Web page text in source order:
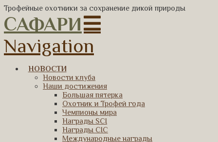
Трофейные охотники за сохранение дикой природы
САФАРИ
Navigation
НОВОСТИ
Новости клуба
Наши достижения
Большая пятерка
Охотник и Трофей года
Чемпионы мира
Награды SCI
Награды CIC
Международные награды